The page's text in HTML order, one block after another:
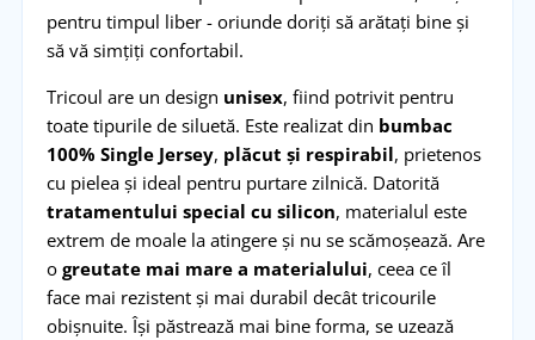
pentru timpul liber - oriunde doriți să arătați bine și
să vă simțiți confortabil.
Tricoul are un design unisex, fiind potrivit pentru
toate tipurile de siluetă. Este realizat din bumbac
100% Single Jersey, plăcut și respirabil, prietenos
cu pielea și ideal pentru purtare zilnică. Datorită
tratamentului special cu silicon, materialul este
extrem de moale la atingere și nu se scămoșează. Are
o greutate mai mare a materialului, ceea ce îl
face mai rezistent și mai durabil decât tricourile
obișnuite. Își păstrează mai bine forma, se uzează